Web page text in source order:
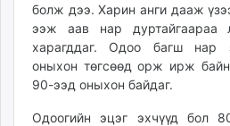
болж дээ. Харин анги дааж
ээж аав нар
харагддаг. Одоо багш нар
оныхон төгсөөд орж ирж
90-ээд оныхон байдаг.
Одоогийн эцэг эхчүүд бол